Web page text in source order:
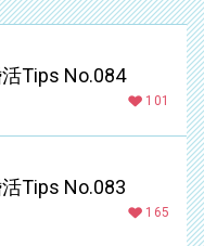
Tips No.084
101
Tips No.083
165